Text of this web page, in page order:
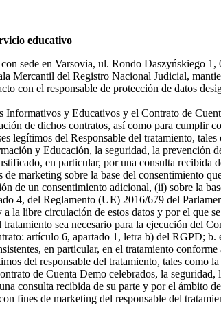
educativo
sede en Varsovia, ul. Rondo Daszyńskiego
Mercantil del Registro Nacional Judicial,
con el responsable de protección de datos
y Educativos y el Contrato de
de dichos contratos, así como para cumplir
legítimos del Responsable del tratamiento,
y Educación, la seguridad, la prevención
en particular, por una consulta recibida
marketing sobre la base del consentimiento
de un consentimiento adicional, (ii) sobre la
4, del Reglamento (UE) 2016/679 del
la libre circulación de estos datos y por el
sea necesario para la ejecución del
artículo 6, apartado 1, letra b) del RGPD; b.
en particular, en el tratamiento
del responsable del tratamiento, tales como
de Cuenta Demo celebrados, la
consulta recibida de su parte y por el
fines de marketing del responsable del